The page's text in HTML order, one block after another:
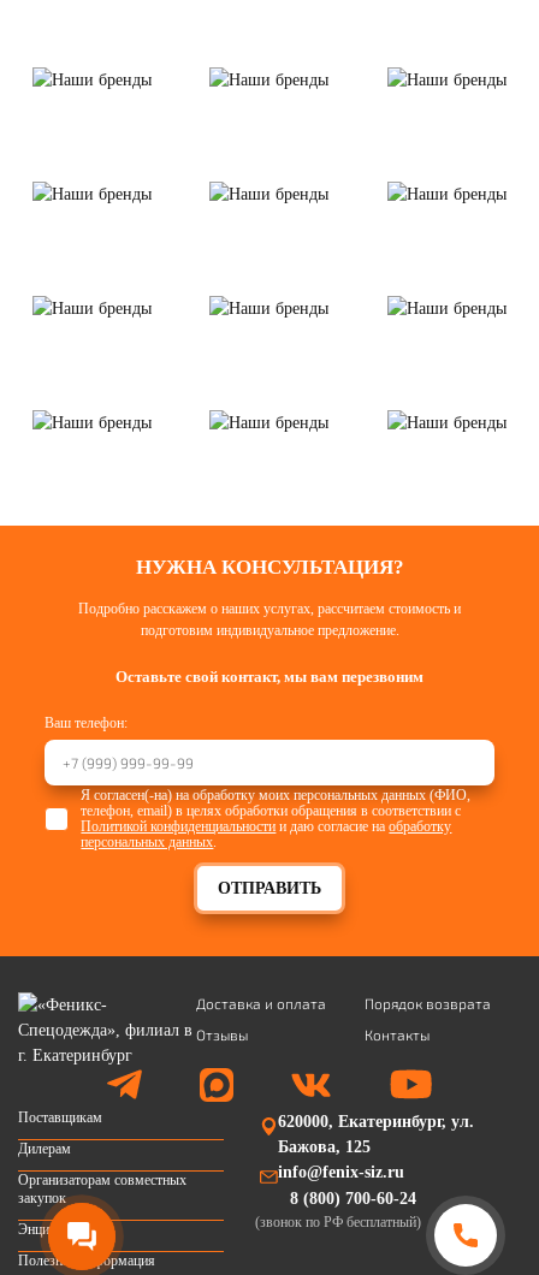
НУЖНА КОНСУЛЬТАЦИЯ?
Подробно расскажем о наших услугах, рассчитаем стоимость и
подготовим индивидуальное предложение.
Оставьте свой контакт, мы вам перезвоним
Ваш телефон:
ОТПРАВИТЬ
Я согласен(-на) на обработку моих персональных данных (ФИО,
телефон, email) в целях обработки обращения в соответствии с
Политикой конфиденциальности и даю согласие наобработку
персональных данных
Доставка и оплата
Порядок возврата
Отзывы
Контакты
Поставщикам
Дилерам
Организаторам совместных
закупок
Энциклопедия
Полезная информация
620000, Екатеринбург, ул.
Бажова, 125
info@fenix-siz.ru
8 (800) 700-60-24
(звонок по РФ бесплатный)